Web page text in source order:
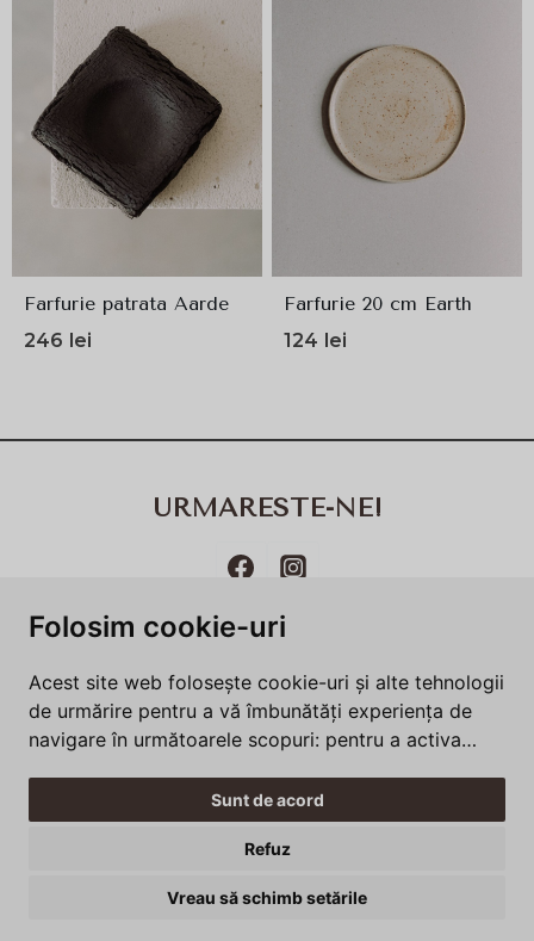
Folosim cookie-uri
Acest site web folosește cookie-uri și alte tehnologii
de urmărire pentru a vă îmbunătăți experiența de
navigare în următoarele scopuri: pentru a activa
oferi o experiență mai bună pe site
măsura interesul față de produsele și serviciile
noastre și pentru a personaliza interacțiunile de
relevante pentru dvs
Sunt de acord
Refuz
Vreau să schimb setările
145lei.
Farfurie patrata Aarde
246 lei
Farfurie 20 cm Earth
124 lei
URMARESTE-NE!
Politica de confidenţialitate
Întrebări frecvente